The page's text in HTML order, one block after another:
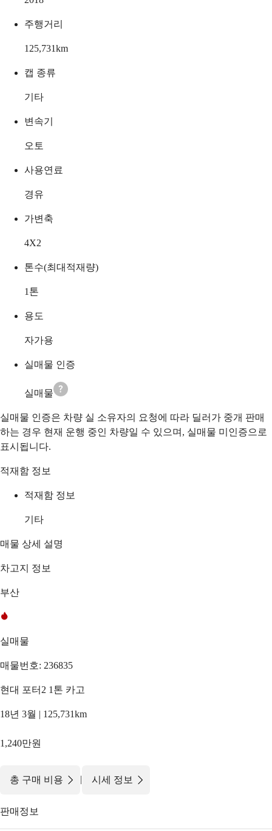
주행거리
125,731km
캡 종류
기타
변속기
오토
사용연료
경유
가변축
4X2
톤수(최대적재량)
1 톤
용도
자가용
실매물 인증
실매물
실매물 인증은 차량 실 소유자의 요청에 따라 딜러가 중개 판매
하는 경우 현재 운행 중인 차량일 수 있으며, 실매물 미인증으로
표시됩니다.
적재함 정보
적재함 정보
기타
매물 상세 설명
차고지 정보
부산
실매물
매물번호: 236835
현대 포터2 1톤 카고
18년 3월 | 125,731km
1,240만원
총 구매 비용 | 시세 정보
판매정보